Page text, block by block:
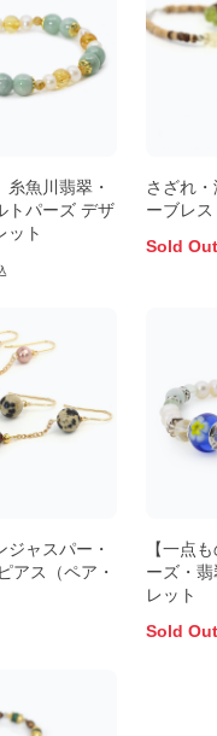
糸魚川翡翠・
トパーズ デザ
ット
さざれ
ーブレス
Sold Out
ジャスパー・
アス（ペア・
【一点
ーズ・
レット
Sold Out